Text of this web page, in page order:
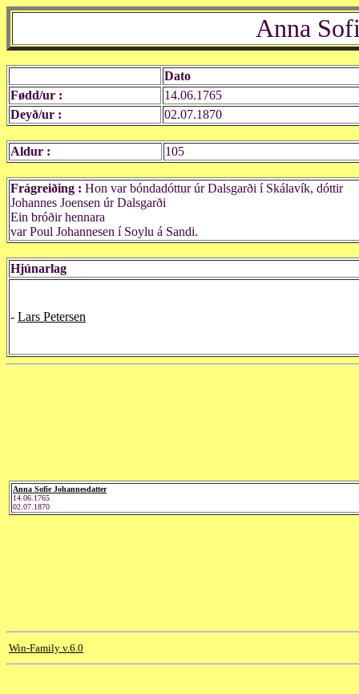
Anna
Dato
Fødd/ur :
14.06.1765
Deyð/ur :
02.07.1870
Aldur : 105
Frágreiðing : Hon var bóndadóttur úr Dalsgarði í Skálavík, dóttir
Johannes Joensen úr Dalsgarði
Ein bróðir hennara
var Poul Johannesen í Soylu á Sandi.
Hjúnarlag
- Lars Petersen
Anna Sofie Johannesdatter
14.06.1765
02.07.1870
Win-Family v.6.0